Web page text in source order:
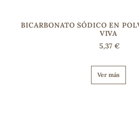
BICARBONATO SÓDICO EN
VIVA
5,37 €
Ver más